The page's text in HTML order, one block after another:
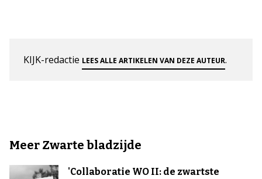
KIJK-redactie LEES ALLE ARTIKELEN VAN DEZE AUTEUR.
Meer Zwarte bladzijde
'Collaboratie WO II: de zwartste